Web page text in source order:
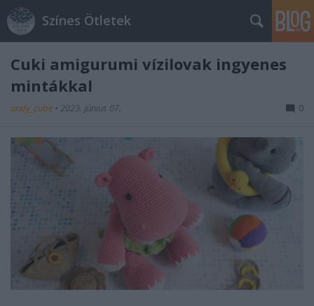
Színes Ötletek
Cuki amigurumi vízilovak ingyenes
mintákkal
andy_cube • 2023. június 07. 0